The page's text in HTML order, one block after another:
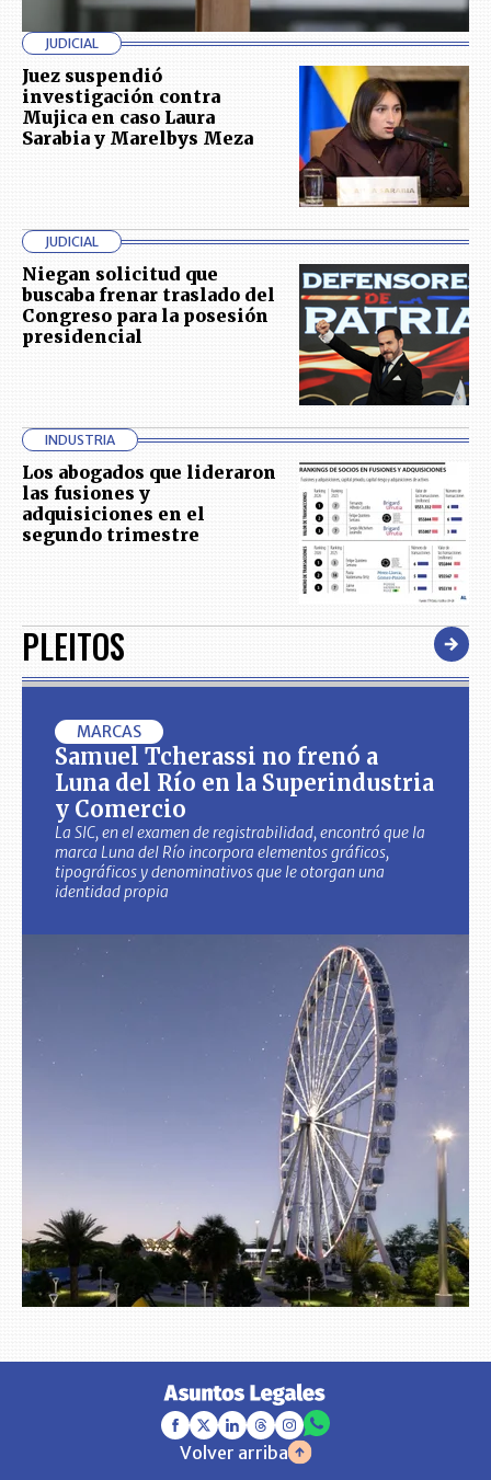
JUDICIAL
Juez suspendió
investigación contra
Mujica en caso Laura
Sarabia y Marelbys Meza
JUDICIAL
Niegan solicitud que
buscaba frenar traslado del
Congreso para la posesión
presidencial
INDUSTRIA
Los abogados que lideraron
las fusiones y
adquisiciones en el
segundo trimestre
PLEITOS
MARCAS
Samuel Tcherassi no frenó a
Luna del Río en la Superindustria
y Comercio
La SIC, en el examen de registrabilidad, encontró que la
marca Luna del Río incorpora elementos gráficos,
tipográficos y denominativos que le otorgan una
identidad propia
Volver arriba